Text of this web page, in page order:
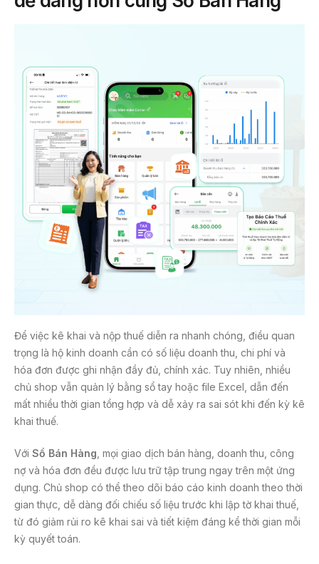
Để việc kê khai và nộp thuế diễn ra nhanh chóng, điều quan
trọng là hộ kinh doanh cần có số liệu doanh thu, chi phí và
hóa đơn được ghi nhận đầy đủ, chính xác. Tuy nhiên, nhiều
chủ shop vẫn quản lý bằng sổ tay hoặc file Excel, dẫn đến
mất nhiều thời gian tổng hợp và dễ xảy ra sai sót khi đến kỳ kê
khai thuế.
Với Sổ Bán Hàng , mọi giao dịch bán hàng, doanh thu, công
nợ và hóa đơn đều được lưu trữ tập trung ngay trên một ứng
dụng. Chủ shop có thể theo dõi báo cáo kinh doanh theo thời
gian thực, dễ dàng đối chiếu số liệu trước khi lập tờ khai thuế,
từ đó giảm rủi ro kê khai sai và tiết kiệm đáng kể thời gian mỗi
kỳ quyết toán.